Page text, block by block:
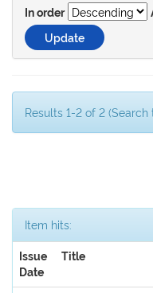
In order
Results 1-2 of 2
Item hits:
Issue
Date
Title